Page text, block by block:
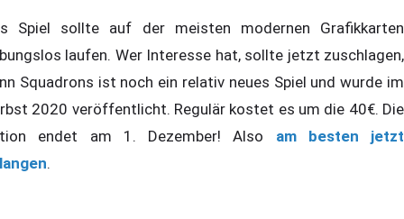
Spiel sollte auf der meisten modernen Grafikkarten
laufen. Wer Interesse hat, sollte jetzt zuschlagen,
Squadrons ist noch ein relativ neues Spiel und wurde im
2020 veröffentlicht. Regulär kostet es um die 40€. Die
endet am 1. Dezember! Also am besten jetzt
.